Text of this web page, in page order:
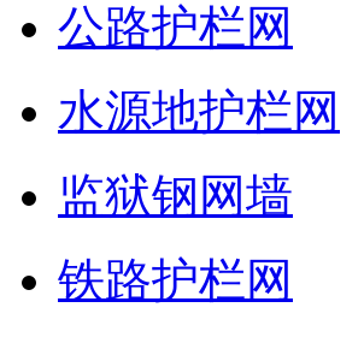
公路护栏网
水源地护栏网
监狱钢网墙
铁路护栏网